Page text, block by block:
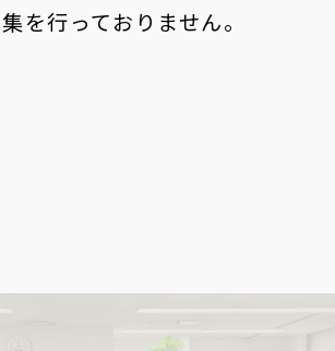
を行っておりません。